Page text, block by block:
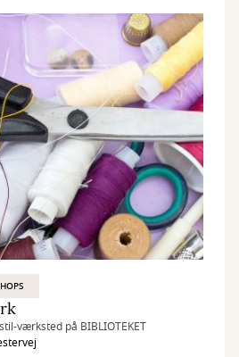
værksted på BIBLIOTEKET